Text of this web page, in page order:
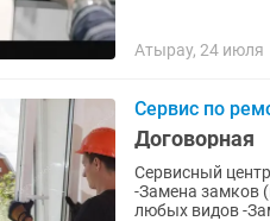
Атырау, 24 июля
Сервис по
Договорная
Сервисный
-Замена замков
любых видов -